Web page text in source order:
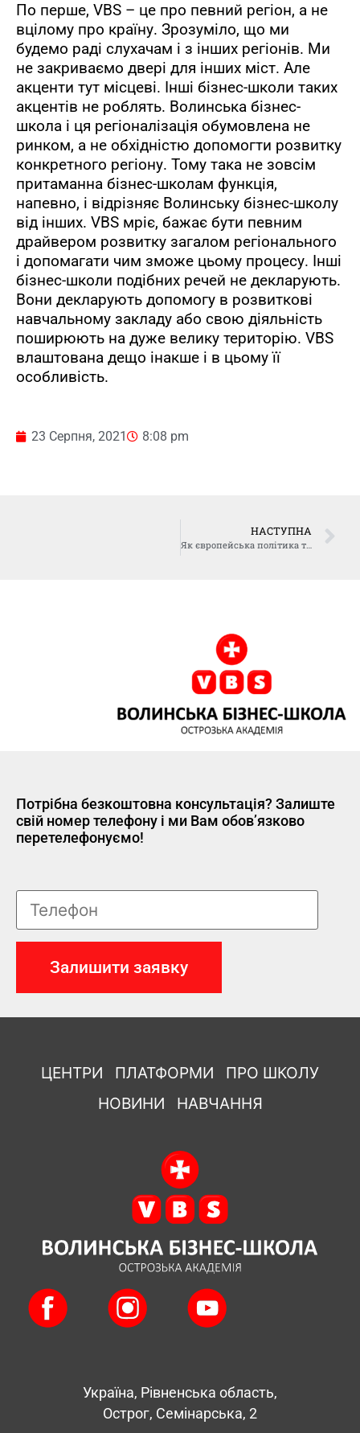
По перше, VBS – це про певний регіон, а не
вцілому про країну. Зрозуміло, що ми
будемо раді слухачам і з інших регіонів. Ми
не закриваємо двері для інших міст. Але
акценти тут місцеві. Інші бізнес-школи таких
акцентів не роблять. Волинська бізнес-
школа і ця регіоналізація обумовлена не
ринком, а не обхідністю допомогти розвитку
конкретного регіону. Тому така не зовсім
притаманна бізнес-школам функція,
напевно, і відрізняє Волинську бізнес-школу
від інших. VBS мріє, бажає бути певним
драйвером розвитку загалом регіонального
і допомагати чим зможе цьому процесу. Інші
бізнес-школи подібних речей не декларують.
Вони декларують допомогу в розвиткові
навчальному закладу або свою діяльність
поширюють на дуже велику територію. VBS
влаштована дещо інакше і в цьому її
особливість.
23 Серпня, 2021 8:08 pm
НАСТУПНА
Як європейська політика та зміна клімату вплинуть на місцевих аграріїв
Потрібна безкоштовна консультація? Залиште
свій номер телефону і ми Вам обов’язково
перетелефонуємо!
ЦЕНТРИ ПЛАТФОРМИ
ПРО ШКОЛУ
НОВИНИ
НАВЧАННЯ
Україна, Рівненська область,
Острог, Семінарська, 2